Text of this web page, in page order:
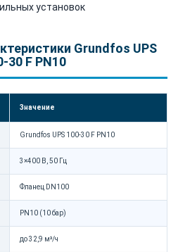
установок
Grundfos UPS
30 F PN10
Значение
Grundfos UPS 100-30 F PN10
3×400 В, 50 Гц
Фланец DN100
PN10 (10 бар)
до 32,9 м³/ч